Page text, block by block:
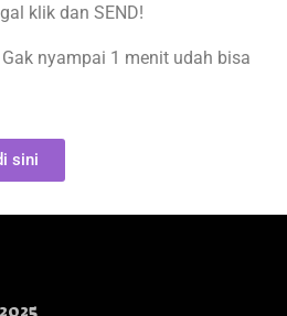
klik dan SEND!
nyampai 1 menit udah bisa
sini